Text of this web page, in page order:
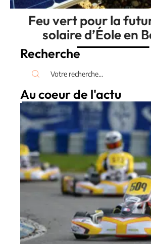
Feu vert pour la
solaire d’Éole en
Recherche
Au coeur de l'actu